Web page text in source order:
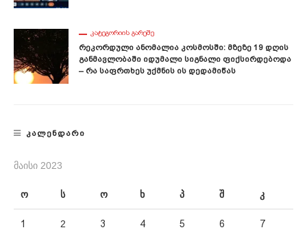
ᲙᲐᲢᲔᲒᲝᲠᲘᲘᲡ ᲒᲐᲠᲔᲨᲔ
Რეკორდული Ანომალია Კოსმოსში: Მზეზე 19 Დღის
Განმავლობაში Იდუმალი Სიგნალი Ფიქსირდებოდა
– Რა Საფრთხეს Უქმნის Ის Დედამიწას
ᲙᲐᲚᲔᲜᲓᲐᲠᲘ
ᲛᲐᲘᲡᲘ 2023
ო ს ო ხ პ შ კ
1 2 3 4 5 6 7